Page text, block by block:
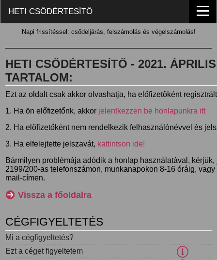
HETI CSŐDÉRTESÍTŐ
Napi frissítéssel: csődeljárás, felszámolás és végelszámolás!
HETI CSŐDÉRTESÍTŐ - 2021.
TARTALOM:
Ezt az oldalt csak akkor olvashatja, ha előfizetőként
1. Ha ön előfizetőnk, akkor jelentkezzen be honlapunkra itt
2. Ha előfizetőként nem rendelkezik felhasználónévvel és
3. Ha elfelejtette jelszavát, kattintson ide!
Bármilyen problémája adódik a honlap használatával,
2199/200-as telefonszámon, munkanapokon 8-16 óráig,
mail-címen.
Vissza a főoldalra
CÉGFIGYELTETÉS
Mi a cégfigyeltetés?
Ezt a céget figyeltetem